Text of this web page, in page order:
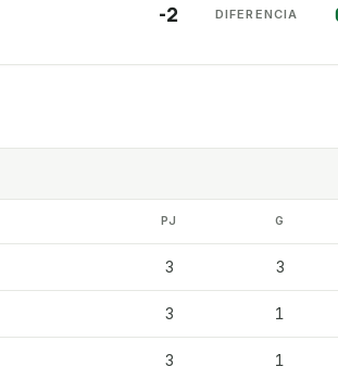
-2
DIFERENCIA
PJ G
3 3
3 1
3 1